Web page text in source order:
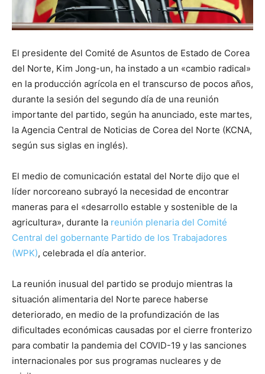
El presidente del Comité de Asuntos de Estado de Corea
del Norte, Kim Jong-un, ha instado a un «cambio radical»
en la producción agrícola en el transcurso de pocos años,
durante la sesión del segundo día de una reunión
importante del partido, según ha anunciado, este martes,
la Agencia Central de Noticias de Corea del Norte (KCNA,
según sus siglas en inglés).
El medio de comunicación estatal del Norte dijo que el
líder norcoreano subrayó la necesidad de encontrar
maneras para el «desarrollo estable y sostenible de la
agricultura», durante la reunión plenaria del Comité
Central del gobernante Partido de los Trabajadores
(WPK), celebrada el día anterior.
La reunión inusual del partido se produjo mientras la
situación alimentaria del Norte parece haberse
deteriorado, en medio de la profundización de las
dificultades económicas causadas por el cierre fronterizo
para combatir la pandemia del COVID-19 y las sanciones
internacionales por sus programas nucleares y de